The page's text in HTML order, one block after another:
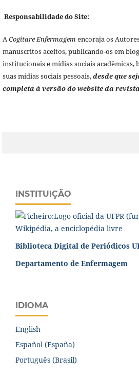
Responsabilidade do Site:
ACogitare Enfermagemencoraja os
manuscritos aceitos, publicando-os em
institucionais e mídias sociais acadêmicas,
suas mídias sociais pessoais,desde que
completa à versão do website da revista
INSTITUIÇÃO
Biblioteca Digital de Periódicos
Departamento de Enfermagem
IDIOMA
English
Español (España)
Português (Brasil)